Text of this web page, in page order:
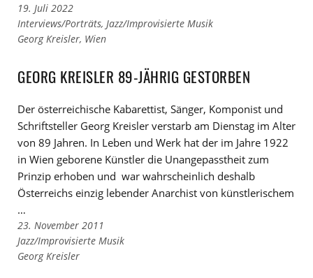
19. Juli 2022
Links
zu
Kategorien
Interviews/Porträts, Jazz/Improvisierte Musik
Links
den
Tags
Georg Kreisler, Wien
GEORG KREISLER 89-JÄHRIG GESTORBEN
Der österreichische Kabarettist, Sänger, Komponist und
Schriftsteller Georg Kreisler verstarb am Dienstag im Alter
von 89 Jahren. In Leben und Werk hat der im Jahre 1922
in Wien geborene Künstler die Unangepasstheit zum
Prinzip erhoben und war wahrscheinlich deshalb
Österreichs einzig lebender Anarchist von künstlerischem
…
23. November 2011
Links
zu
Jazz/Improvisierte Musik
Links
Georg Kreisler